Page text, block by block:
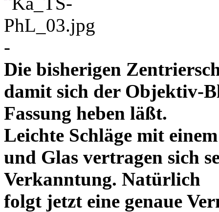
-
Die bisherigen
damit sich der Objektiv-
Fassung heben läßt.
Leichte Schläge mit
und Glas vertragen sich
Verkanntung. Natürlich
folgt jetzt eine genaue